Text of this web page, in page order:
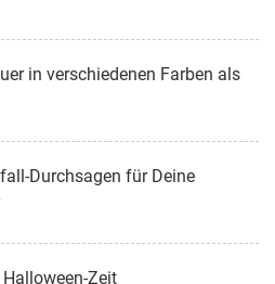
in verschiedenen Farben als
Durchsagen für Deine
Zeit